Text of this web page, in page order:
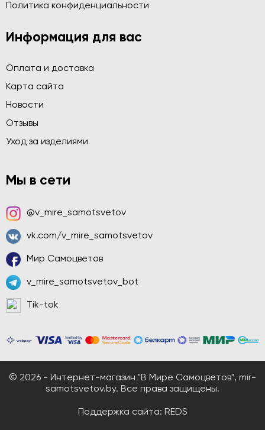
Политика конфиденциальности
Информация для вас
Оплата и доставка
Карта сайта
Новости
Отзывы
Уход за изделиями
Мы в сети
@v_mire_samotsvetov
vk.com/v_mire_samotsvetov
Мир Самоцветов
v_mire_samotsvetov_bot
Tik-tok
© 2026 - Интернет-магазин "В Мире Самоцветов", mir-
samotsvetov.by. Все права защищены.
Поддержка сайта: REDS